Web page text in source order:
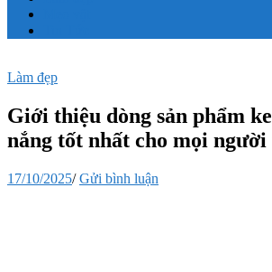
Làm đẹp
Giới thiệu dòng sản phẩm
nắng tốt nhất cho mọi
17/10/2025/Gửi bình luận